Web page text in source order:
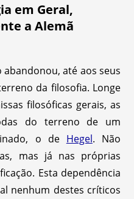
em Geral,
a Alemã
até aos seus
da filosofia. Longe
filosóficas gerais, as
do terreno de um
o de Hegel. Não
mas já nas próprias
Esta dependência
nenhum destes críticos